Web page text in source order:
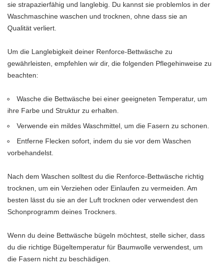
sie strapazierfähig und langlebig. Du kannst sie problemlos in der
Waschmaschine waschen und trocknen, ohne dass sie an
Qualität verliert.
Um die Langlebigkeit deiner Renforce-Bettwäsche zu
gewährleisten, empfehlen wir dir, die folgenden Pflegehinweise zu
beachten:
Wasche die Bettwäsche bei einer geeigneten Temperatur, um
ihre Farbe und Struktur zu erhalten.
Verwende ein mildes Waschmittel, um die Fasern zu schonen.
Entferne Flecken sofort, indem du sie vor dem Waschen
vorbehandelst.
Nach dem Waschen solltest du die Renforce-Bettwäsche richtig
trocknen, um ein Verziehen oder Einlaufen zu vermeiden. Am
besten lässt du sie an der Luft trocknen oder verwendest den
Schonprogramm deines Trockners.
Wenn du deine Bettwäsche bügeln möchtest, stelle sicher, dass
du die richtige Bügeltemperatur für Baumwolle verwendest, um
die Fasern nicht zu beschädigen.